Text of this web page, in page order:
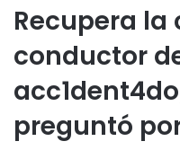
Recupera
conductor
preguntó